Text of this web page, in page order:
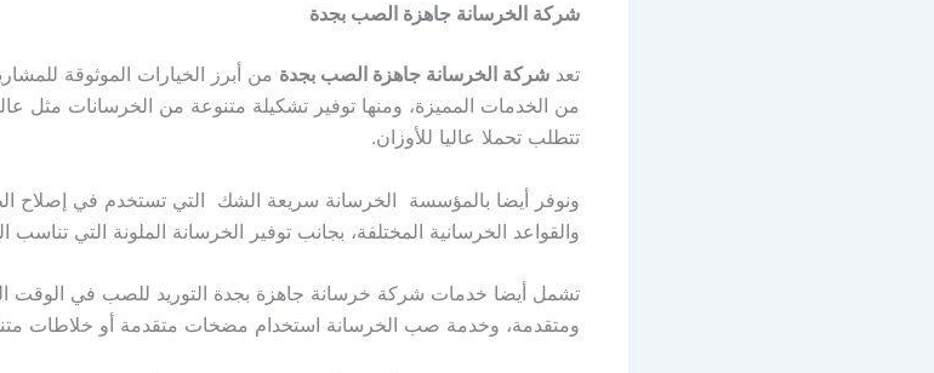
شركة الخرسانة جاهزة الصب بجدة
تعد شركة الخرسانة جاهزة الصب بجدة من أبرز الخيارات الموثوقة
من الخدمات المميزة، ومنها توفير تشكيلة متنوعة من الخرسانات مثل
تتطلب تحملا عاليا للأوزان.
ونوفر أيضا بالمؤسسة الخرسانة سريعة الشك التي تستخدم في إصلاح
والقواعد الخرسانية المختلفة، بجانب توفير الخرسانة الملونة التي
تشمل أيضا خدمات شركة خرسانة جاهزة بجدة التوريد للصب في الوقت
ومتقدمة، وخدمة صب الخرسانة استخدام مضخات متقدمة أو خلاطات